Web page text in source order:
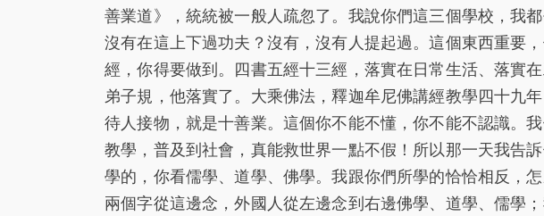
善業道》，統統被一般人疏忽了。我說你們這三個學校，我
沒有在這上下過功夫？沒有，沒有人提起過。這個東西重要
經，你得要做到。四書五經十三經，落實在日常生活、落實
弟子規，他落實了。大乘佛法，釋迦牟尼佛講經教學四十九
待人接物，就是十善業。這個你不能不懂，你不能不認識。
教學，普及到社會，真能救世界一點不假！所以那一天我告
學的，你看儒學、道學、佛學。我跟你們所學的恰恰相反，
兩個字從這邊念，外國人從左邊念到右邊佛學、道學、儒學